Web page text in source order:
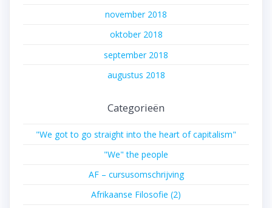
november 2018
oktober 2018
september 2018
augustus 2018
Categorieën
"We got to go straight into the heart of capitalism"
"We" the people
AF – cursusomschrijving
Afrikaanse Filosofie (2)